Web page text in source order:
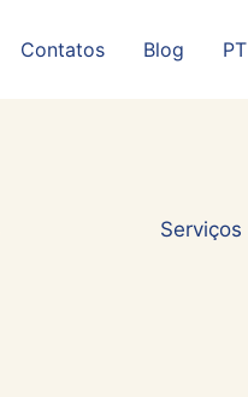
Contatos Blog PT
Serviços